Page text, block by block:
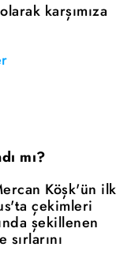
karşımıza
mı?
Köşk'ün ilk
çekimleri
şekillenen